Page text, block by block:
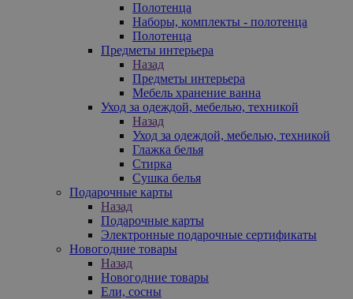
Полотенца
Наборы, комплекты - полотенца
Полотенца
Предметы интерьера
Назад
Предметы интерьера
Мебель хранение ванна
Уход за одеждой, мебелью, техникой
Назад
Уход за одеждой, мебелью, техникой
Глажка белья
Стирка
Сушка белья
Подарочные карты
Назад
Подарочные карты
Электронные подарочные сертификаты
Новогодние товары
Назад
Новогодние товары
Ели, сосны